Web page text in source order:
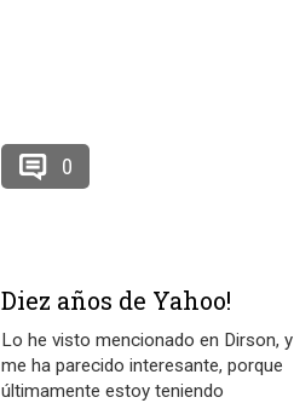
0
Diez años de Yahoo!
Lo he visto mencionado en Dirson, y
me ha parecido interesante, porque
últimamente estoy teniendo